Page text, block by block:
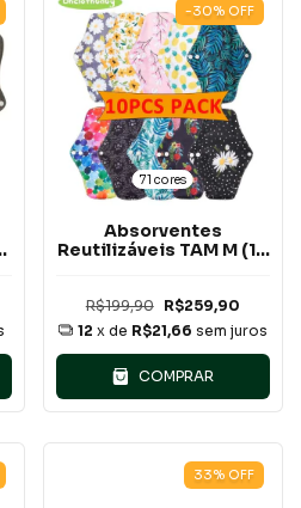
-30% OFF
71 cores
Absorventes
Reutilizáveis TAM M (10
R$199,90
R$259,90
12 x de R$21,66 sem juros
COMPRAR
33% OFF